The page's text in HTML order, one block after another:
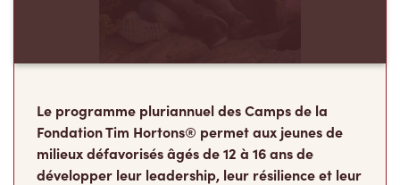
Le programme pluriannuel des Camps de la
Fondation Tim Hortons® permet aux jeunes de
milieux défavorisés âgés de 12 à 16 ans de
développer leur leadership, leur résilience et leur